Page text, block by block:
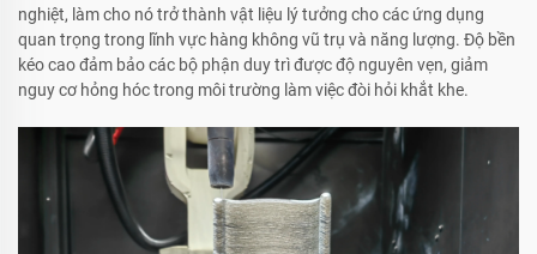
nghiệt, làm cho nó trở thành vật liệu lý tưởng cho các ứng dụng
quan trọng trong lĩnh vực hàng không vũ trụ và năng lượng. Độ bền
kéo cao đảm bảo các bộ phận duy trì được độ nguyên vẹn, giảm
nguy cơ hỏng hóc trong môi trường làm việc đòi hỏi khắt khe.